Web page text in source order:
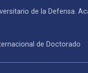
de la Defensa.
de Doctorado